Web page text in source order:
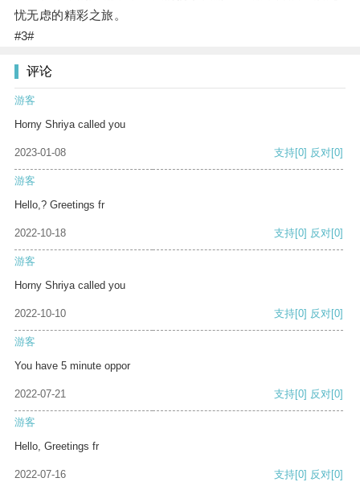
忧无虑的精彩之旅。
#3#
评论
游客
Horny Shriya called you
2023-01-08 支持[0] 反对[0]
游客
Hello,? Greetings fr
2022-10-18 支持[0] 反对[0]
游客
Horny Shriya called you
2022-10-10 支持[0] 反对[0]
游客
You have 5 minute oppor
2022-07-21 支持[0] 反对[0]
游客
Hello, Greetings fr
2022-07-16 支持[0] 反对[0]